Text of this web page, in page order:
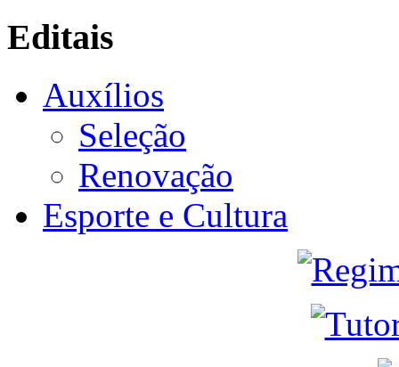
Editais
Auxílios
Seleção
Renovação
Esporte e Cultura